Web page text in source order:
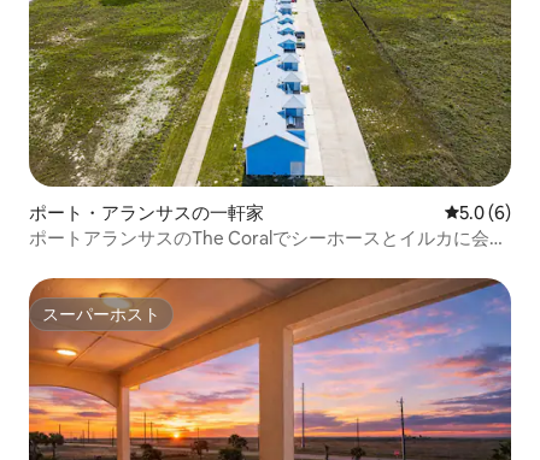
ポート・アランサスの一軒家 レビュー6
5.0 (6)
ポートアランサスのThe Coralでシーホースとイルカに会お
スーパーホスト
スーパーホスト